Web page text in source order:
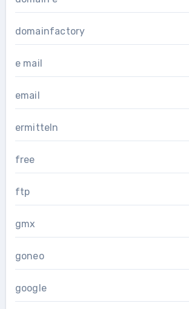
domainfactory
e mail
email
ermitteln
free
ftp
gmx
goneo
google